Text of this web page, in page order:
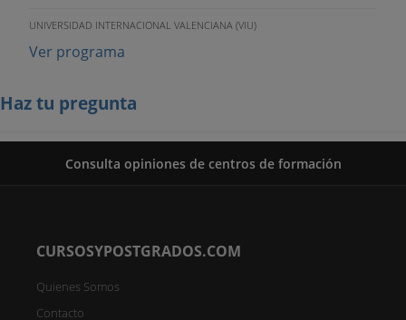
UNIVERSIDAD INTERNACIONAL VALENCIANA (VIU)
Ver programa
Haz tu pregunta
Consulta opiniones de centros de formación
CURSOSYPOSTGRADOS.COM
Quienes Somos
Contacto